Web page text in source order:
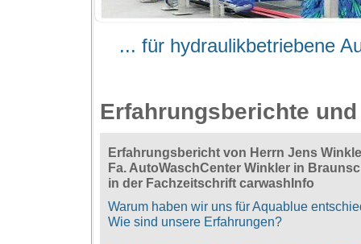
... für hydraulikbetriebene
Erfahrungsberichte
Erfahrungsbericht von Herrn Jens
Fa. AutoWaschCenter Winkler in
in der Fachzeitschrift carwashInfo
Warum haben wir uns für Aquablue
Wie sind unsere Erfahrungen?